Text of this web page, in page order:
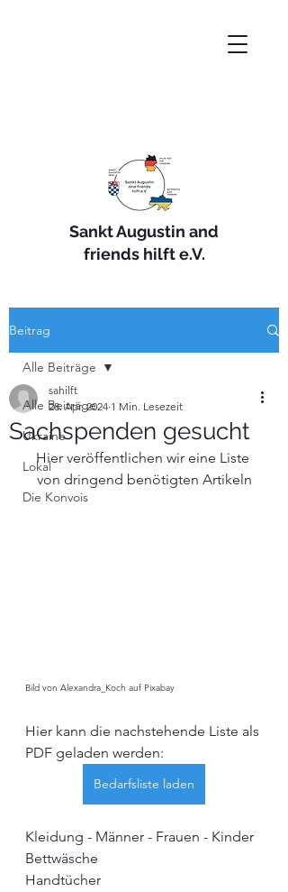
Sankt Augustin and
friends hilft e.V.
Beitrag
Alle Beiträge
Ukraine
Lokal
Die Konvois
Alle Beiträge
Sachspenden gesucht
sahilft
28. Apr. 2024 1 Min. Lesezeit
Hier veröffentlichen wir eine Liste
von dringend benötigten Artikeln
Bild von Alexandra_Koch auf Pixabay
Hier kann die nachstehende Liste als
PDF geladen werden:
Bedarfsliste laden
Kleidung - Männer - Frauen - Kinder
Bettwäsche
Handtücher